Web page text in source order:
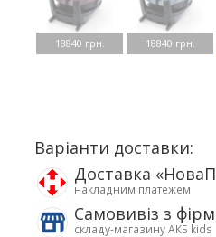
18840 грн. 18840 грн.
Варіанти доставки:
Доставка
накладним платежем
Самовивіз з
складу-магазину АКБ kids